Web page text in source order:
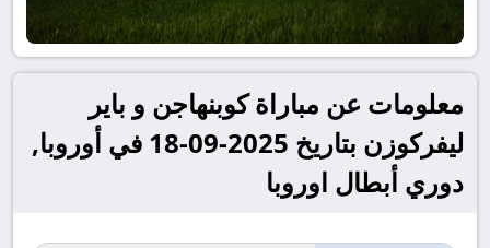
معلومات عن مباراة كوبنهاجن و باير
ليفركوزن بتاريخ 2025-09-18 في أوروبا,
دوري أبطال اوروبا